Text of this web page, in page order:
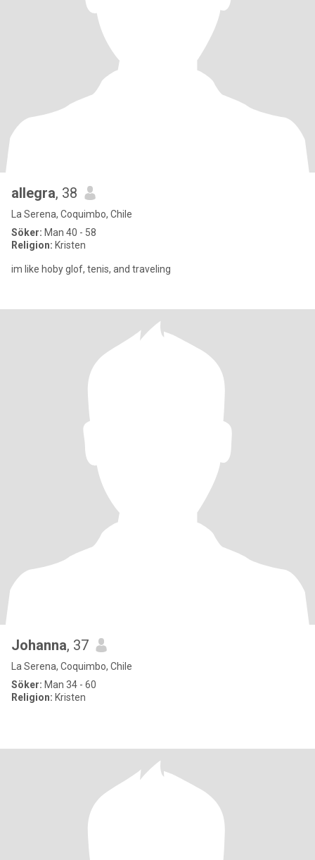
allegra, 38
La Serena, Coquimbo, Chile
Söker: Man 40 - 58
Religion: Kristen
im like hoby glof, tenis, and traveling
Johanna, 37
La Serena, Coquimbo, Chile
Söker: Man 34 - 60
Religion: Kristen